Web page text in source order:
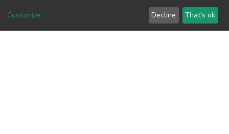
Customize Decline That's ok